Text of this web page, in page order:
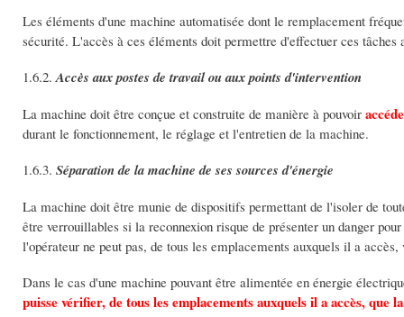
Les éléments d'une machine automatisée dont le remplacement
sécurité. L'accès à ces éléments doit permettre d'effectuer ces
1.6.2. Accès aux postes de travail ou aux points d'intervention
La machine doit être conçue et construite de manière à pouvoir
durant le fonctionnement, le réglage et l'entretien de la machine.
1.6.3. Séparation de la machine de ses sources d'énergie
La machine doit être munie de dispositifs permettant de l'isoler de
être verrouillables si la reconnexion risque de présenter un danger
l'opérateur ne peut pas, de tous les emplacements auxquels il a
Dans le cas d'une machine pouvant être alimentée en énergie
puisse vérifier, de tous les emplacements auxquels il a accès, que